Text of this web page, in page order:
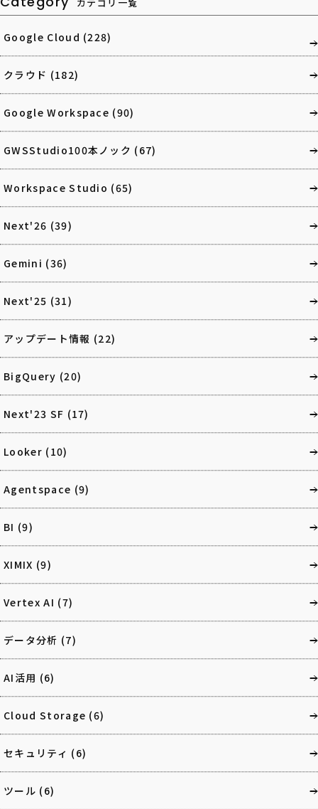
Google Cloud (228)
クラウド (182)
Google Workspace (90)
GWSStudio100本ノック (67)
Workspace Studio (65)
Next'26 (39)
Gemini (36)
Next'25 (31)
アップデート情報 (22)
BigQuery (20)
Next'23 SF (17)
Looker (10)
Agentspace (9)
BI (9)
XIMIX (9)
Vertex AI (7)
データ分析 (7)
AI活用 (6)
Cloud Storage (6)
セキュリティ (6)
ツール (6)